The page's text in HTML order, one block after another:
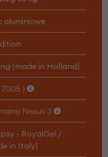
aluminiowe
(made in Holland)
)
Nexus 3
- RoyalGel /
in Italy)